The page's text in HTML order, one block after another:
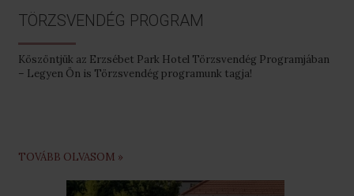
TÖRZSVENDÉG PROGRAM
Köszöntjük az Erzsébet Park Hotel Törzsvendég Programjában
– Legyen Ön is Törzsvendég programunk tagja!
TOVÁBB OLVASOM »